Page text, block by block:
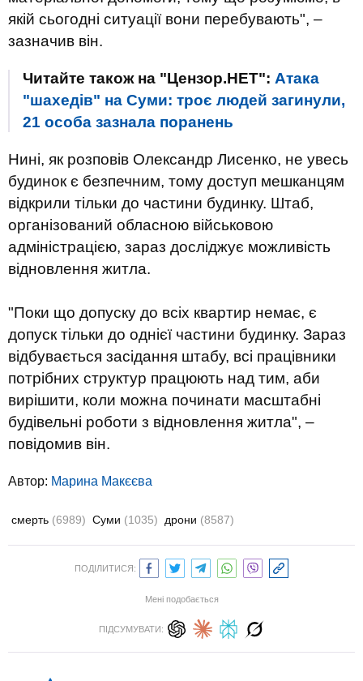
якій сьогодні ситуації вони перебувають", –
зазначив він.
Читайте також на "Цензор.НЕТ": Атака
"шахедів" на Суми: троє людей загинули,
21 особа зазнала поранень
Нині, як розповів Олександр Лисенко, не увесь
будинок є безпечним, тому доступ мешканцям
відкрили тільки до частини будинку. Штаб,
організований обласною військовою
адміністрацією, зараз досліджує можливість
відновлення житла.
"Поки що допуску до всіх квартир немає, є
допуск тільки до однієї частини будинку. Зараз
відбувається засідання штабу, всі працівники
потрібних структур працюють над тим, аби
вирішити, коли можна починати масштабні
будівельні роботи з відновлення житла", –
повідомив він.
Автор: Марина Макєєва
смерть (6989) Суми (1035) дрони (8587)
ПОДІЛИТИСЯ:
Мені подобається
ПІДСУМУВАТИ: